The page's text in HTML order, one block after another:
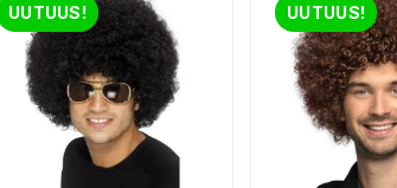
UUTUUS! UUTUUS!